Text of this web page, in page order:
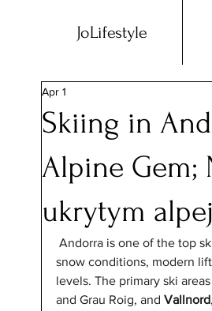
JoLifestyle
Skiing in
Alpine Gem;
ukrytym
Apr 1
Andorra is one of the top
snow conditions, modern
levels. The primary ski
and Grau Roig, and Vallnord